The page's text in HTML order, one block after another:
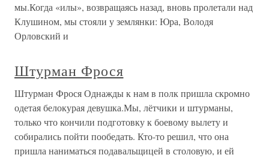
мы.Когда «илы», возвращаясь назад, вновь пролетали над
Клушином, мы стояли у землянки: Юра, Володя
Орловский и
Штурман Фрося
Штурман Фрося Однажды к нам в полк пришла скромно
одетая белокурая девушка.Мы, лётчики и штурманы,
только что кончили подготовку к боевому вылету и
собирались пойти пообедать. Кто-то решил, что она
пришла наниматься подавальщицей в столовую, и ей